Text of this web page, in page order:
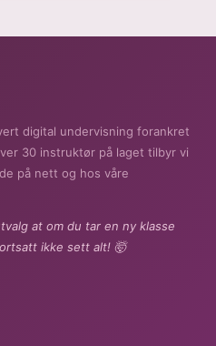
digital undervisning forankret
30 instruktør på laget tilbyr vi
på nett og hos våre
at om du tar en ny klasse
ikke sett alt! 🤯